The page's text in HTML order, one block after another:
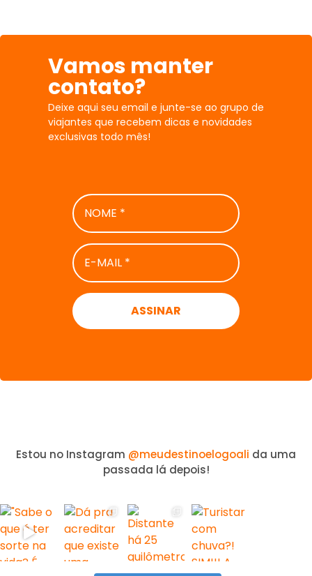
Vamos manter
contato?
Deixe aqui seu email e junte-se ao grupo de
viajantes que recebem dicas e novidades
exclusivas todo mês!
NOME
*
E-
MAIL
*
Estou no Instagram @meudestinoelogoali da uma
passada lá depois!